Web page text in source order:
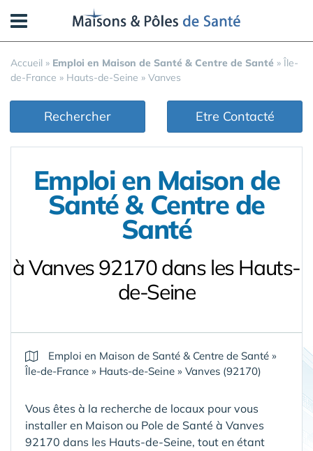
Accueil » Emploi en Maison de Santé & Centre de Santé » Île-
de-France » Hauts-de-Seine » Vanves
Rechercher Etre Contacté
Emploi en Maison de
Santé & Centre de
Santé
à Vanves 92170 dans les Hauts-
de-Seine
Emploi en Maison de Santé & Centre de Santé »
Île-de-France » Hauts-de-Seine » Vanves (92170)
Vous êtes à la recherche de locaux pour vous
installer en Maison ou Pole de Santé à Vanves
92170 dans les Hauts-de-Seine, tout en étant
Panneau de gestion des cookies